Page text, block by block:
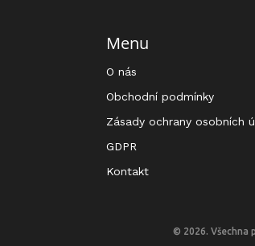
Menu
O nás
Obchodní podmínky
Zásady ochrany osobních
GDPR
Kontakt
© 2026. Všechna